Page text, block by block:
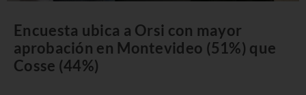
Encuesta ubica a Orsi con mayor
aprobación en Montevideo (51%) que
Cosse (44%)